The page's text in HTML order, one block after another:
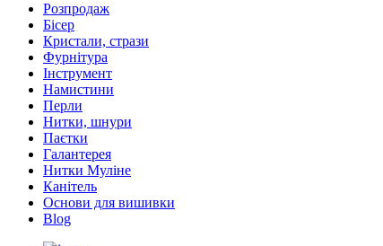
Розпродаж
Бісер
Кристали, стрази
Фурнітура
Інструмент
Намистини
Перли
Нитки, шнури
Паєтки
Галантерея
Нитки Муліне
Канітель
Основи для вишивки
Blog